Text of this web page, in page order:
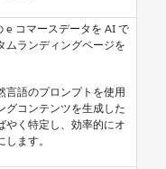
e コマースデータを AI で
ムランディングページを
言語のプロンプトを使用
グコンテンツを生成した
やく特定し、効率的にオ
ます。